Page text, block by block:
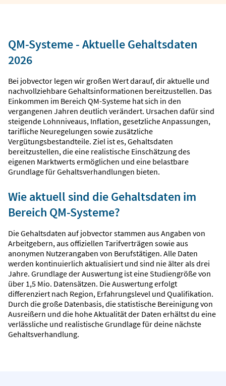
QM-Systeme - Aktuelle Gehaltsdaten
2026
Bei jobvector legen wir großen Wert darauf, dir aktuelle und
nachvollziehbare Gehaltsinformationen bereitzustellen. Das
Einkommen im Bereich QM-Systeme hat sich in den
vergangenen Jahren deutlich verändert. Ursachen dafür sind
steigende Lohnniveaus, Inflation, gesetzliche Anpassungen,
tarifliche Neuregelungen sowie zusätzliche
Vergütungsbestandteile. Ziel ist es, Gehaltsdaten
bereitzustellen, die eine realistische Einschätzung des
eigenen Marktwerts ermöglichen und eine belastbare
Grundlage für Gehaltsverhandlungen bieten.
Wie aktuell sind die Gehaltsdaten im
Bereich QM-Systeme?
Die Gehaltsdaten auf jobvector stammen aus Angaben von
Arbeitgebern, aus offiziellen Tarifverträgen sowie aus
anonymen Nutzerangaben von Berufstätigen. Alle Daten
werden kontinuierlich aktualisiert und sind nie älter als drei
Jahre. Grundlage der Auswertung ist eine Studiengröße von
über 1,5 Mio. Datensätzen. Die Auswertung erfolgt
differenziert nach Region, Erfahrungslevel und Qualifikation.
Durch die große Datenbasis, die statistische Bereinigung von
Ausreißern und die hohe Aktualität der Daten erhältst du eine
verlässliche und realistische Grundlage für deine nächste
Gehaltsverhandlung.